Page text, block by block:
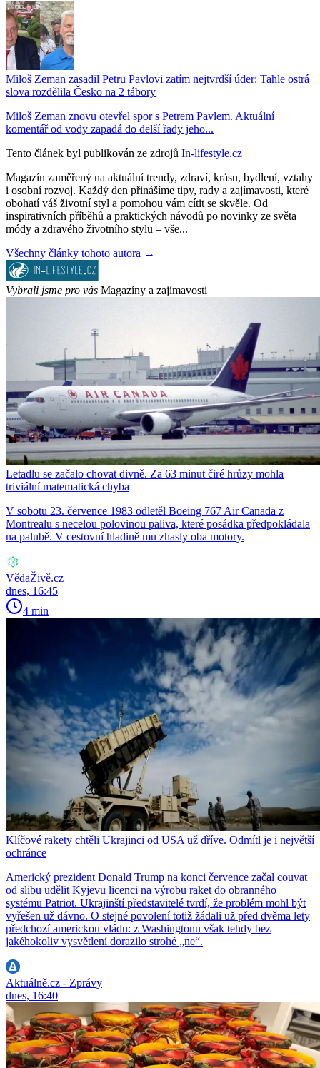
Miloš Zeman zasadil Petru Pavlovi zatím nejtvrdší úder: Tahle ostrá
slova rozdělila Česko na 2 tábory
Miloš Zeman znovu otevřel spor s Petrem Pavlem. Aktuální
komentář od vody zapadá do delší řady jeho...
Tento článek byl publikován ze zdrojů In-lifestyle.cz
Magazín zaměřený na aktuální trendy, zdraví, krásu, bydlení, vztahy
i osobní rozvoj. Každý den přinášíme tipy, rady a zajímavosti, které
obohatí váš životní styl a pomohou vám cítit se skvěle. Od
inspirativních příběhů a praktických návodů po novinky ze světa
módy a zdravého životního stylu – vše...
Všechny články tohoto autora →
Vybrali jsme pro vás Magazíny a zajímavosti
Letadlu se začalo chovat divně. Za 63 minut čiré hrůzy mohla
triviální matematická chyba
V sobotu 23. července 1983 odletěl Boeing 767 Air Canada z
Montrealu s necelou polovinou paliva, které posádka předpokládala
na palubě. V cestovní hladině mu zhasly oba motory.
VědaŽivě.cz
dnes, 16:45
4 min
Klíčové rakety chtěli Ukrajinci od USA už dříve. Odmítl je i největší
ochránce
Americký prezident Donald Trump na konci července začal couvat
od slibu udělit Kyjevu licenci na výrobu raket do obranného
systému Patriot. Ukrajinští představitelé tvrdí, že problém mohl být
vyřešen už dávno. O stejné povolení totiž žádali už před dvěma lety
předchozí americkou vládu: z Washingtonu však tehdy bez
jakéhokoliv vysvětlení dorazilo strohé „ne“.
Aktuálně.cz - Zprávy
dnes, 16:40